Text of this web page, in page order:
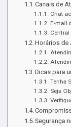
Canais de
Chat
E-mail
Central
Horários de
Dicas para
Tenha
Seja
Segurança